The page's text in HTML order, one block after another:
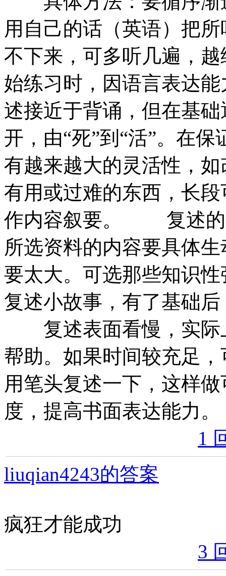
用自己的话（英语）把
不下来，可多听几遍，
始练习时，因语言表达
述接近于背诵，但在基
开，由“死”到“活”。在
有越来越大的灵活性，
有用或过难的东西，长
作内容叙要。 复述的
所选资料的内容要具体
要太大。可选那些知识
复述小故事，有了基础
复述表面看慢，实际
帮助。如果时间较充足
用笔头复述一下，这样
度，提高书面表达能力。
1
liuqian4243的答案
疯狂才能成功
3